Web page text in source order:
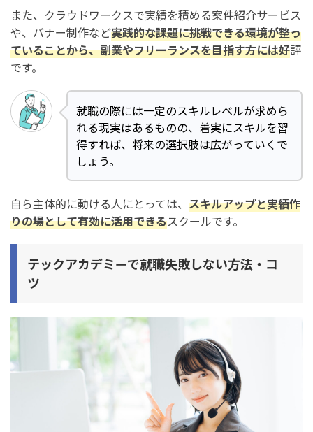
また、クラウドワークスで実績を積める案件紹介サービス
や、バナー制作など実践的な課題に挑戦できる環境が整っ
ていることから、副業やフリーランスを目指す方には好評
です。
就職の際には一定のスキルレベルが求めら
れる現実はあるものの、着実にスキルを習
得すれば、将来の選択肢は広がっていくで
しょう。
自ら主体的に動ける人にとっては、 スキルアップと実績作
りの場として有効に活用できるスクールです。
テックアカデミーで就職失敗しない方法・コ
ツ